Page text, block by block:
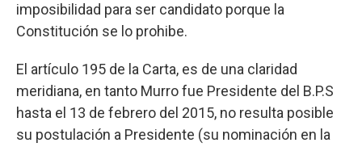
imposibilidad para ser candidato porque la
Constitución se lo prohibe.
El artículo 195 de la Carta, es de una claridad
meridiana, en tanto Murro fue Presidente del B.P.S
hasta el 13 de febrero del 2015, no resulta posible
su postulación a Presidente (su nominación en la